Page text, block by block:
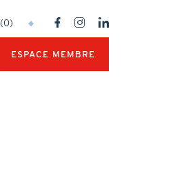
(0)
SOCIAL
NETWORKS
ESPACE MEMBRE